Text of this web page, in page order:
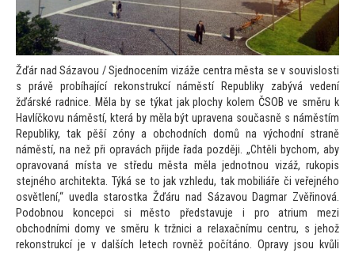
Žďár nad Sázavou / Sjednocením vizáže centra města se v souvislosti
s právě probíhající rekonstrukcí náměstí Republiky zabývá vedení
žďárské radnice. Měla by se týkat jak plochy kolem ČSOB ve směru k
Havlíčkovu náměstí, která by měla být upravena současně s náměstím
Republiky, tak pěší zóny a obchodních domů na východní straně
náměstí, na než při opravách přijde řada později. „Chtěli bychom, aby
opravovaná místa ve středu města měla jednotnou vizáž, rukopis
stejného architekta. Týká se to jak vzhledu, tak mobiliáře či veřejného
osvětlení,“ uvedla starostka Žďáru nad Sázavou Dagmar Zvěřinová.
Podobnou koncepci si město představuje i pro atrium mezi
obchodními domy ve směru k tržnici a relaxačnímu centru, s jehož
rekonstrukcí je v dalších letech rovněž počítáno. Opravy jsou kvůli